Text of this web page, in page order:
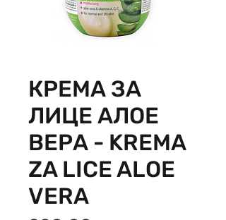
КРЕМА ЗА
ЛИЦЕ АЛОЕ
ВЕРА - KREMA
ZA LICE ALOE
VERA